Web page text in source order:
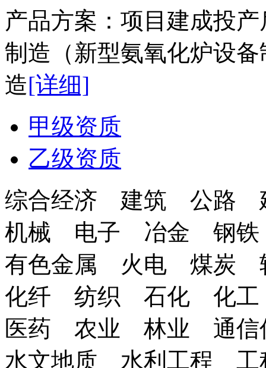
产品方案：项目建成投
制造（新型氨氧化炉设
造[详细]
甲级资质
乙级资质
综合经济 建筑 公路
机械 电子 冶金 钢铁
有色金属 火电 煤炭
化纤 纺织 石化 化工
医药 农业 林业 通信
水文地质 水利工程 工